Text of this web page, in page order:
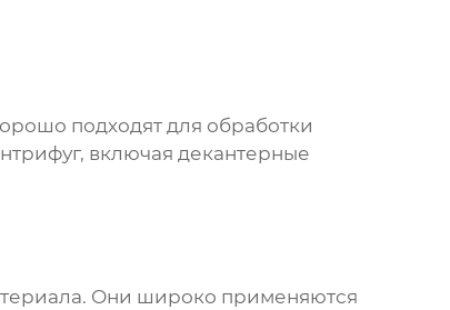
подходят для обработки
включая декантерные
Они широко применяются